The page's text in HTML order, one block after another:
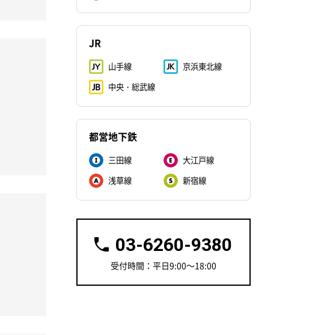
JR
山手線
京浜東北線
中央・総武線
都営地下鉄
三田線
大江戸線
浅草線
新宿線
03-6260-9380
受付時間：平日9:00～18:00